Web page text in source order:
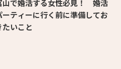
山で婚活する女性必見！ 婚活
ーティーに行く前に準備してお
たいこと